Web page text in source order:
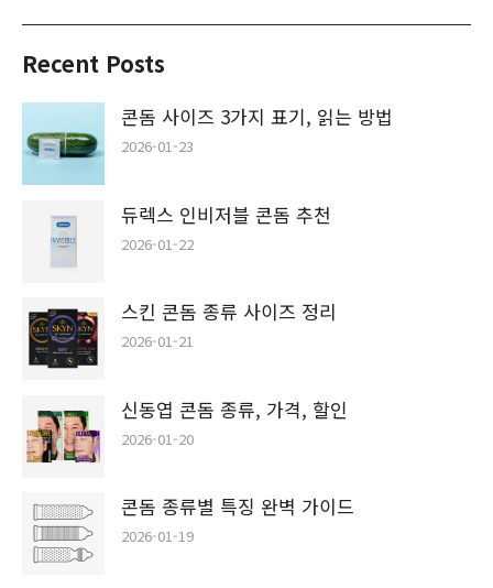
Recent Posts
콘돔 사이즈 3가지 표기, 읽는 방법
2026-01-23
듀렉스 인비저블 콘돔 추천
2026-01-22
스킨 콘돔 종류 사이즈 정리
2026-01-21
신동엽 콘돔 종류, 가격, 할인
2026-01-20
콘돔 종류별 특징 완벽 가이드
2026-01-19